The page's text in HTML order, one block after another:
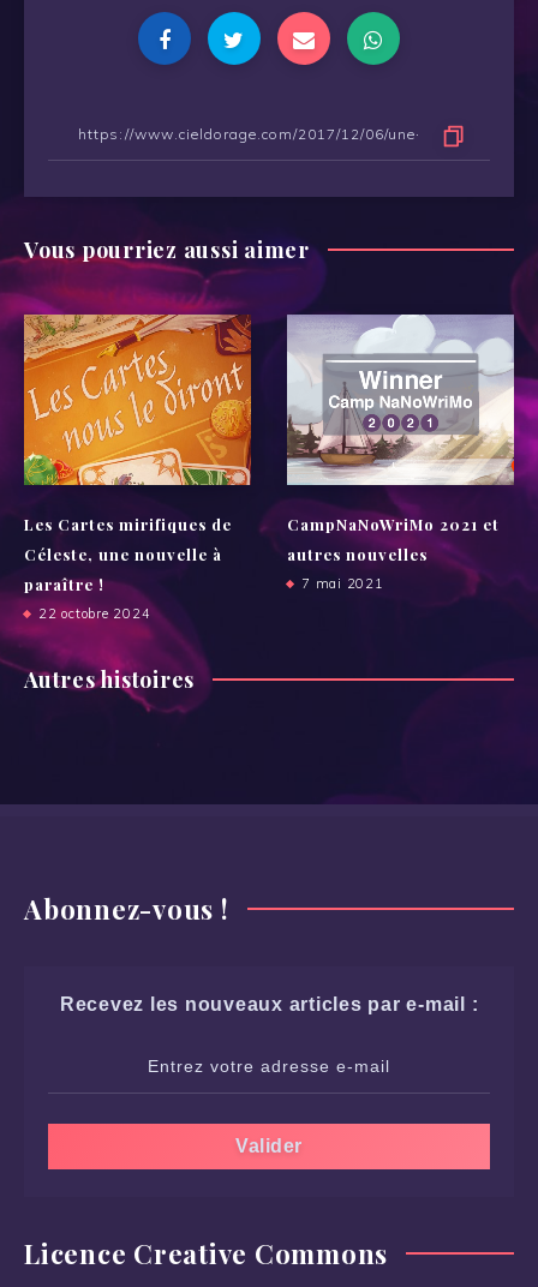
Vous pourriez aussi aimer
Les Cartes mirifiques de
Céleste, une nouvelle à
paraître !
22 octobre 2024
CampNaNoWriMo 2021 et
autres nouvelles
7 mai 2021
Autres histoires
Abonnez-vous !
Recevez les nouveaux articles par e-mail :
Licence Creative Commons